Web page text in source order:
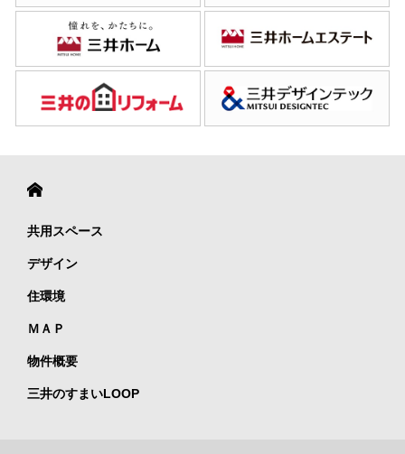
共用スペース
デザイン
住環境
ＭＡＰ
物件概要
三井のすまいLOOP